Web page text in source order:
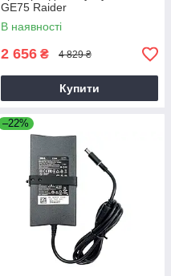
GE75 Raider
В наявності
2 656 ₴ 4 829 ₴
Купити
–22%